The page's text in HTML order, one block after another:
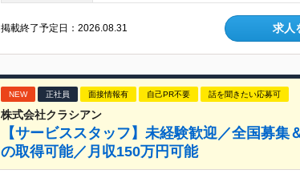
掲載終了予定日：2026.08.31 求人
NEW 正社員 面接情報有 自己PR不要 話を聞きたい応募可
株式会社クラシアン
【サービススタッフ】未経験歓迎／全国募
の取得可能／月収150万円可能